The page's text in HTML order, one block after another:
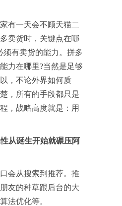
有一天会不顾天猫二
卖货时，关键点在哪
须有卖货的能力。拼多
力在哪里?当然是足够
，不论外界如何质
，所有的手段都只是
，战略高度就是：用
从诞生开始就碾压阿
会从搜索到推荐。推
友的种草跟后台的大
法优化等。